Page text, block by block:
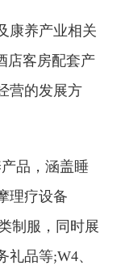
养产业相关
店客房配套产
营的发展方
品，涵盖睡
理疗设备
制服，同时展
品等;W4、